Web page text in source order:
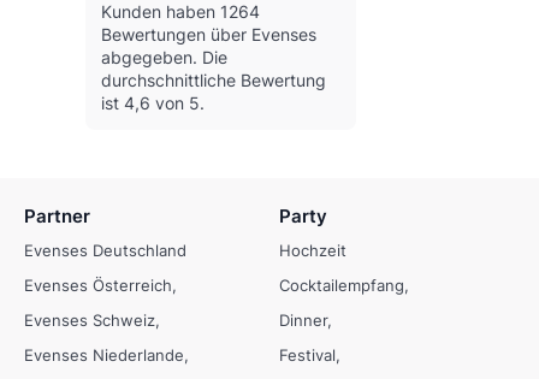
Kunden haben 1264
Bewertungen über Evenses
abgegeben. Die
durchschnittliche Bewertung
ist 4,6 von 5.
Partner
Evenses Deutschland
Evenses Österreich
Evenses Schweiz
Evenses Niederlande
Party
Hochzeit
Cocktailempfang
Dinner
Festival